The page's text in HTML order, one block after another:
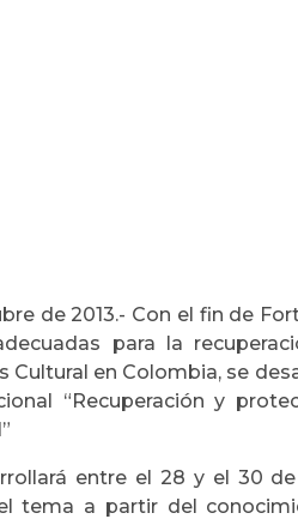
de 2013.- Con el fin de
para la
Cultural en Colombia, se
“Recuperación y
entre el 28 y el 30
tema a partir del